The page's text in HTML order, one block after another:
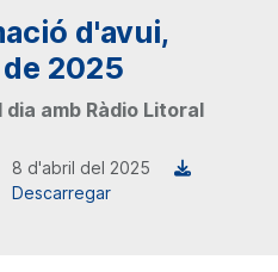
d'avui,
2025
amb Ràdio Litoral
8 d'abril del 2025
Descarregar